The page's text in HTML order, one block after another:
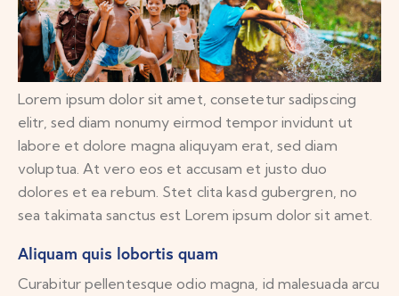
Lorem ipsum dolor sit amet, consetetur sadipscing
elitr, sed diam nonumy eirmod tempor invidunt ut
labore et dolore magna aliquyam erat, sed diam
voluptua. At vero eos et accusam et justo duo
dolores et ea rebum. Stet clita kasd gubergren, no
sea takimata sanctus est Lorem ipsum dolor sit amet.
Aliquam quis lobortis quam
Curabitur pellentesque odio magna, id malesuada arcu